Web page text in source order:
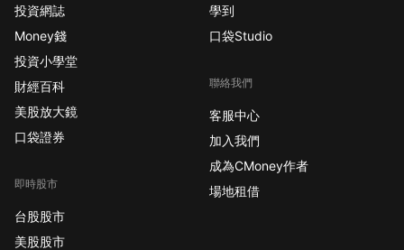
投資網誌
Money錢
投資小學堂
財經百科
美股放大鏡
口袋證券
即時股市
台股股市
美股股市
學到
口袋Studio
聯絡我們
客服中心
加入我們
成為CMoney作者
場地租借